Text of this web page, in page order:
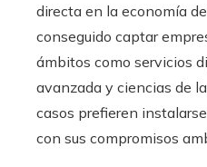
directa en la economía
conseguido captar
ámbitos como servicios
avanzada y ciencias de
casos prefieren
con sus compromisos